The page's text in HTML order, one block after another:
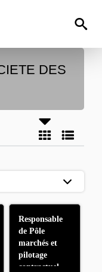
DES
Responsable
de Pôle
marchés et
pilotage
contractuel